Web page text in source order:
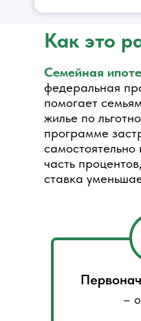
–
Семейная
федеральная
помогает
жилье по
программе
часть
ставка
Как это